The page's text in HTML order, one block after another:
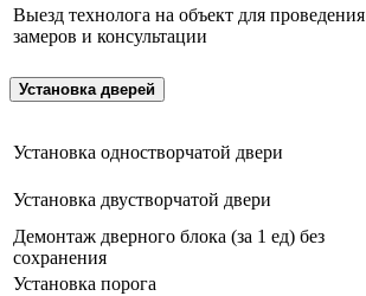
Выезд технолога на объект для проведения
замеров и консультации
Установка дверей
Установка одностворчатой двери
Установка двустворчатой двери
Демонтаж дверного блока (за 1 ед) без
сохранения
Установка порога